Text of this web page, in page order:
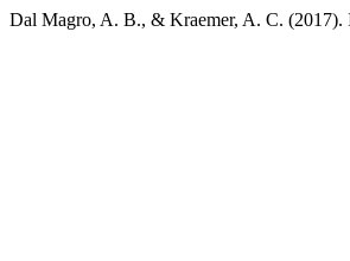
Dal Magro, A. B., & Kraemer, A. C. (2017).